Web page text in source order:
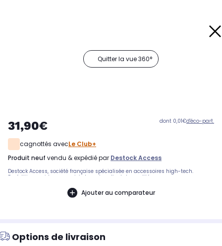
Quitter la vue 360°
31,90€ dont 0,01€d'éco-part.
cagnottés avecLe Club+
produit neuf vendu & expédié par Destock Access
Destock Access, société française spécialisée en accessoires high-tech.
Expédition rapide avec suivi et service client de qualité.
Ajouter au comparateur
Options de livraison